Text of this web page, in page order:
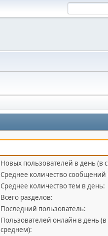
Новых пользователей в день (в
Среднее количество сообщений
Среднее количество тем в день:
Всего разделов:
Последний пользователь:
Пользователей онлайн в день (в
среднем):